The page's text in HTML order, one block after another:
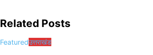
Related Posts
Featuredउत्तराखंड